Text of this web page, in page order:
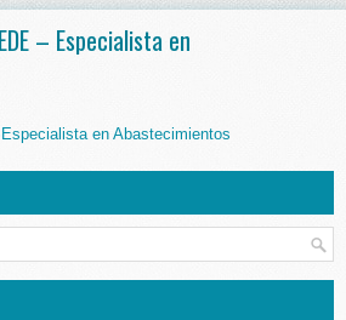
– Especialista en
en Abastecimientos